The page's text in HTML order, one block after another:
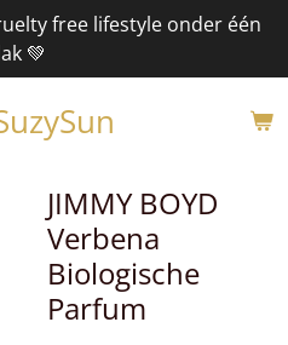
free lifestyle onder één
💚
JIMMY BOYD
Verbena
Biologische
Parfum